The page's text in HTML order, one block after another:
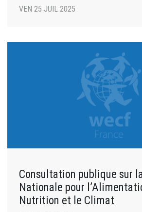
VEN 25 JUIL 2025
Consultation publique sur
Nationale pour
Nutrition et le Climat